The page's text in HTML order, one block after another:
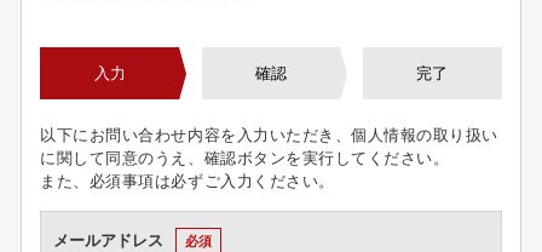
入力 確認 完了
以下にお問い合わせ内容を入力いただき、個人情報の取り扱い
に関して同意のうえ、確認ボタンを実行してください。
また、必須事項は必ずご入力ください。
メールアドレス 必須